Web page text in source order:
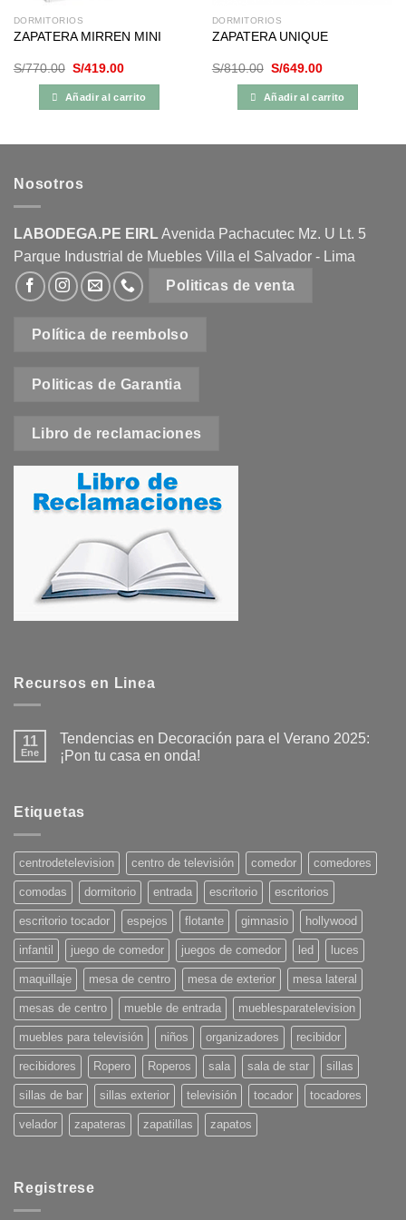
DORMITORIOS
ZAPATERA MIRREN MINI
S/770.00 El
original
era:
S/419.00El
actual
es:
Añadir al carrito
DORMITORIOS
ZAPATERA UNIQUE
S/810.00 El
original
era:
S/649.00El
actual
es:
Añadir al carrito
Nosotros
LABODEGA.PE EIRLAvenida Pachacutec Mz. U Lt. 5
Parque Industrial de Muebles Villa el Salvador - Lima
Politicas de venta
Política de reembolso
Politicas de Garantia
Libro de reclamaciones
Recursos en Linea
11
Ene
Tendencias en Decoración para el Verano 2025:
¡Pon tu casa en onda!
en
para
el
Verano
2025:
¡Pon
tu
casa
en
onda!
Etiquetas
centrodetelevision centro de televisión comedor comedores
comodas dormitorio entrada escritorio escritorios
escritorio tocador espejos flotante gimnasio hollywood
infantil juego de comedor juegos de comedor led luces
maquillaje mesa de centro mesa de exterior mesa lateral
mesas de centro mueble de entrada mueblesparatelevision
muebles para televisión niños organizadores recibidor
recibidores Ropero Roperos sala sala de star sillas
sillas de bar sillas exterior televisión tocador tocadores
velador zapateras zapatillas zapatos
Registrese